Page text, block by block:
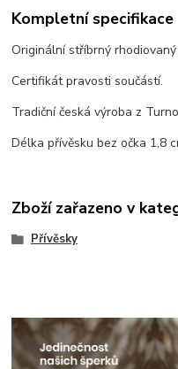
Kompletní specifikace
Originální stříbrný
Certifikát pravosti součástí.
Tradiční česká výroba z
Délka přívěsku bez očka 1,8
Zboží zařazeno v
Přívěsky